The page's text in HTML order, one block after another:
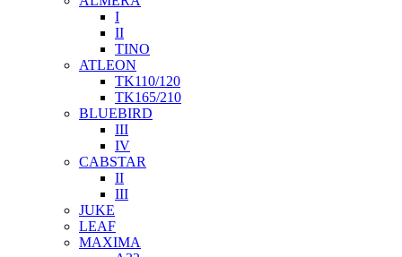
I
II
TINO
ATLEON
TK110/120
TK165/210
BLUEBIRD
III
IV
CABSTAR
II
III
JUKE
LEAF
MAXIMA